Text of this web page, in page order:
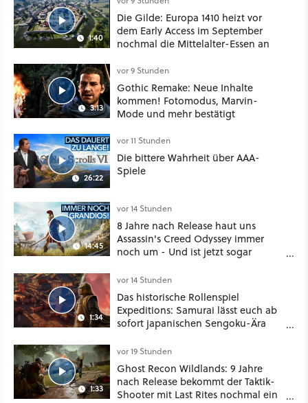
1:40
Die Gilde: Europa 1410 heizt vor
dem Early Access im September
nochmal die Mittelalter-Essen an
3:13
vor 9 Stunden
Gothic Remake: Neue Inhalte
kommen! Fotomodus, Marvin-
Mode und mehr bestätigt
26:22
vor 11 Stunden
Die bittere Wahrheit über AAA-
Spiele
14:45
vor 14 Stunden
8 Jahre nach Release haut uns
Assassin's Creed Odyssey immer
noch um - Und ist jetzt sogar
1:34
vor 14 Stunden
Das historische Rollenspiel
Expeditions: Samurai lässt euch ab
sofort japanischen Sengoku-Ära
oder Diplomatie
1:33
vor 19 Stunden
Ghost Recon Wildlands: 9 Jahre
nach Release bekommt der Taktik-
Shooter mit Last Rites nochmal ein